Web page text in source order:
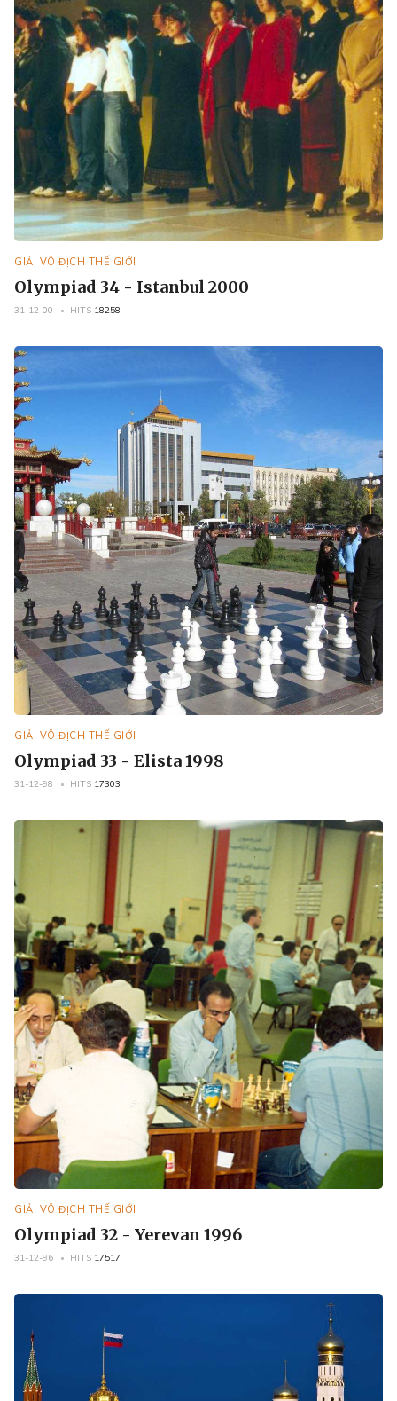
GIẢI VÔ ĐỊCH THẾ GIỚI
Olympiad 34 - Istanbul 2000
31-12-00 HITS 18258
GIẢI VÔ ĐỊCH THẾ GIỚI
Olympiad 33 - Elista 1998
31-12-98 HITS 17303
GIẢI VÔ ĐỊCH THẾ GIỚI
Olympiad 32 - Yerevan 1996
31-12-96 HITS 17517